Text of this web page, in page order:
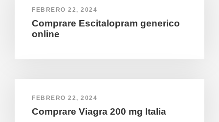
FEBRERO 22, 2024
Comprare Escitalopram generico
online
FEBRERO 22, 2024
Comprare Viagra 200 mg Italia